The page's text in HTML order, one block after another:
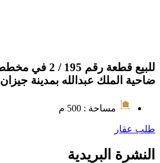
ضاحية الملك عبدالله بمدينة جيزان
مساحة : 500 م
طلب عقار
النشرة البريدية